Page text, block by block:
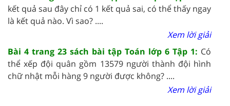
kết quả sau đây chỉ có 1 kết quả sai, có thể thấy ngay
là kết quả nào. Vì sao? ....
Xem lời giải
Bài 4 trang 23 sách bài tập Toán lớp 6 Tập 1: Có
thể xếp đội quân gồm 13579 người thành đội hình
chữ nhật mỗi hàng 9 người được không? ....
Xem lời giải